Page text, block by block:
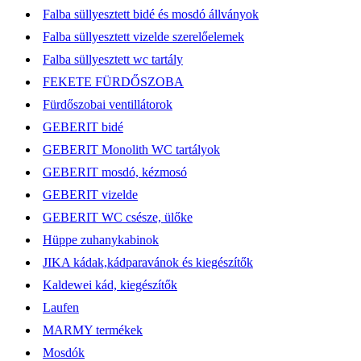
Falba süllyesztett bidé és mosdó állványok
Falba süllyesztett vizelde szerelőelemek
Falba süllyesztett wc tartály
FEKETE FÜRDŐSZOBA
Fürdőszobai ventillátorok
GEBERIT bidé
GEBERIT Monolith WC tartályok
GEBERIT mosdó, kézmosó
GEBERIT vizelde
GEBERIT WC csésze, ülőke
Hüppe zuhanykabinok
JIKA kádak,kádparavánok és kiegészítők
Kaldewei kád, kiegészítők
Laufen
MARMY termékek
Mosdók